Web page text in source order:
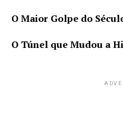
O Maior Golpe do
O Túnel que Mudou a